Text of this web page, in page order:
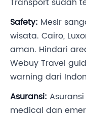
Safety: Mesir
wisata. Cairo,
aman. Hindari
Webuy Travel
warning dari
Asuransi:
medical dan